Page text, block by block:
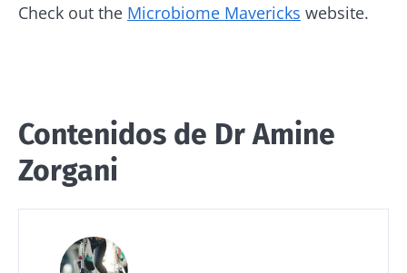
Check out the Microbiome Mavericks website.
Contenidos de Dr Amine
Zorgani